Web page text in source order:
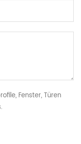
Fenster, Türen